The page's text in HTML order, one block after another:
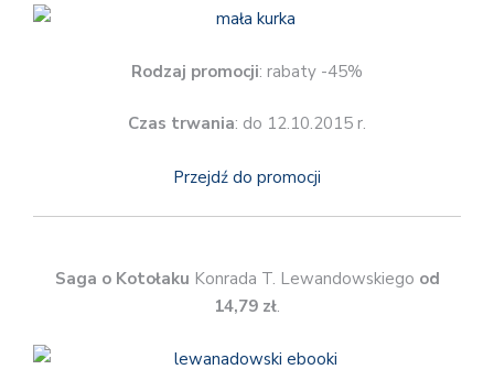
Rodzaj promocji: rabaty -45%
Czas trwania: do 12.10.2015 r.
Przejdź do promocji
Saga o Kotołaku Konrada T. Lewandowskiego od
14,79 zł.